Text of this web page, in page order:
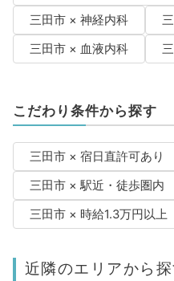
三田市 × 神経内科
三田市 × 血液内科
こだわり条件から探す
三田市 × 宿日直許可あり
三田市 × 駅近・徒歩圏内
三田市 × 時給1.3万円以上
近隣のエリアから